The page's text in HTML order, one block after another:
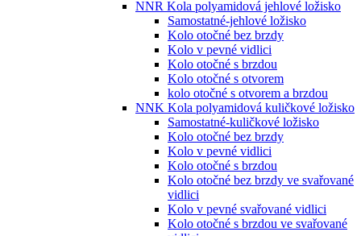
NNR Kola polyamidová jehlové ložisko
Samostatné-jehlové ložisko
Kolo otočné bez brzdy
Kolo v pevné vidlici
Kolo otočné s brzdou
Kolo otočné s otvorem
kolo otočné s otvorem a brzdou
NNK Kola polyamidová kuličkové ložisko
Samostatné-kuličkové ložisko
Kolo otočné bez brzdy
Kolo v pevné vidlici
Kolo otočné s brzdou
Kolo otočné bez brzdy ve svařované
vidlici
Kolo v pevné svařované vidlici
Kolo otočné s brzdou ve svařované